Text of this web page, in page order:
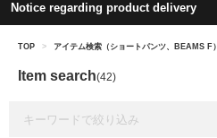
Notice regarding product delivery
TOP > アイテム検索（ショートパンツ、BEAMS F）
Item search(42)